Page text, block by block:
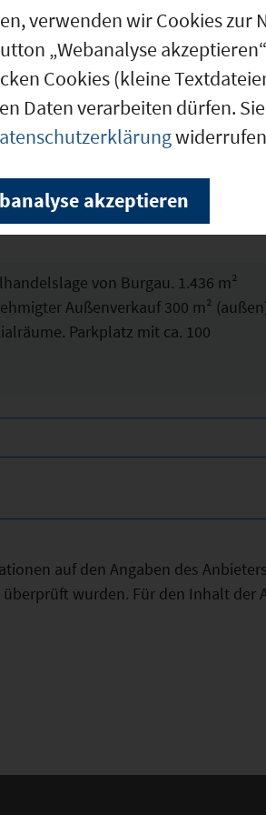
Norma etc. Weitere
von Burgau. 1.436 m²
Außenverkauf 300 m²
Parkplatz mit ca. 100
auf den Angaben des
wurden. Für den Inhalt der
verwenden wir Cookies zur
„Webanalyse
Cookies (kleine
Daten verarbeiten dürfen.
akzeptieren